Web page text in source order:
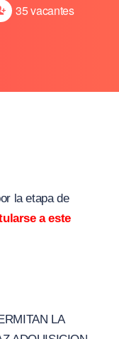
35 vacantes
la etapa de
a este
LA